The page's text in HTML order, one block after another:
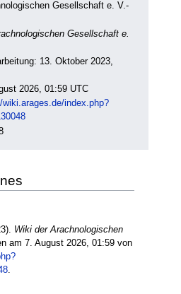
Gesellschaft e. V.-
Gesellschaft e.
13. Oktober 2023,
2026, 01:59 UTC
wiki.arages.de/index.php?
Wiki der Arachnologischen
am 7. August 2026, 01:59 von
.